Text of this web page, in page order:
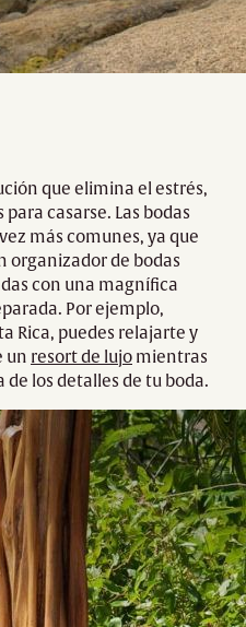
que elimina el estrés,
casarse. Las bodas
más comunes, ya que
organizador de bodas
con una magnífica
Por ejemplo,
Rica, puedes relajarte y
un resort de lujo mientras
los detalles de tu boda.